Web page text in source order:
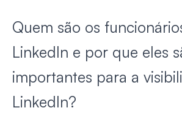
Quem são os
LinkedIn e por que eles
importantes para a
LinkedIn?